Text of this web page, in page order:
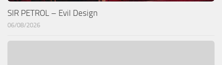
SIR PETROL – Evil Design
06/08/2026